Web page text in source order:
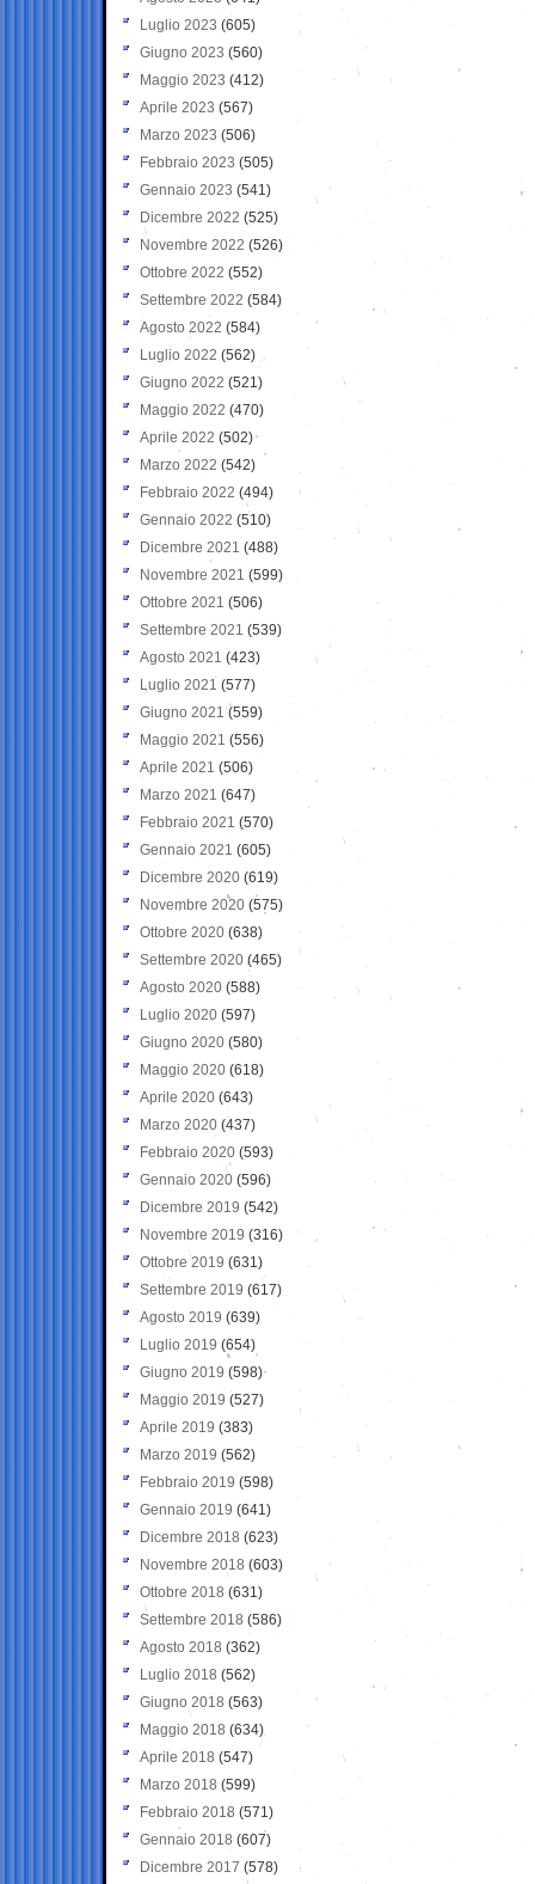
Luglio 2023 (605)
Giugno 2023 (560)
Maggio 2023 (412)
Aprile 2023 (567)
Marzo 2023 (506)
Febbraio 2023 (505)
Gennaio 2023 (541)
Dicembre 2022 (525)
Novembre 2022 (526)
Ottobre 2022 (552)
Settembre 2022 (584)
Agosto 2022 (584)
Luglio 2022 (562)
Giugno 2022 (521)
Maggio 2022 (470)
Aprile 2022 (502)
Marzo 2022 (542)
Febbraio 2022 (494)
Gennaio 2022 (510)
Dicembre 2021 (488)
Novembre 2021 (599)
Ottobre 2021 (506)
Settembre 2021 (539)
Agosto 2021 (423)
Luglio 2021 (577)
Giugno 2021(559)
Maggio 2021 (556)
Aprile 2021 (506)
Marzo 2021 (647)
Febbraio 2021 (570)
Gennaio 2021 (605)
Dicembre 2020 (619)
Novembre 2020 (575)
Ottobre 2020 (638)
Settembre 2020(465)
Agosto 2020 (588)
Luglio 2020 (597)
Giugno 2020 (580)
Maggio 2020 (618)
Aprile 2020 (643)
Marzo 2020 (437)
Febbraio 2020 (593)
Gennaio 2020 (596)
Dicembre 2019 (542)
Novembre 2019 (316)
Ottobre 2019 (631)
Settembre 2019 (617)
Agosto 2019 (639)
Luglio 2019 (654)
Giugno 2019 (598)
Maggio 2019 (527)
Aprile 2019 (383)
Marzo 2019 (562)
Febbraio 2019 (598)
Gennaio 2019 (641)
Dicembre 2018 (623)
Novembre 2018 (603)
Ottobre 2018 (631)
Settembre 2018 (586)
Agosto 2018 (362)
Luglio 2018 (562)
Giugno 2018 (563)
Maggio 2018 (634)
Aprile 2018 (547)
Marzo 2018 (599)
Febbraio 2018 (571)
Gennaio 2018 (607)
Dicembre 2017 (578)